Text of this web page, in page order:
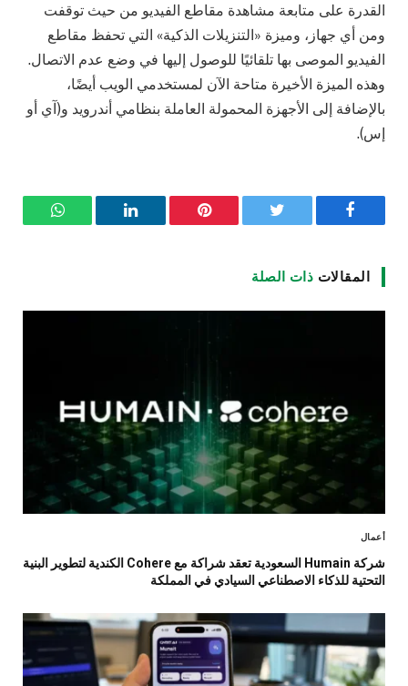
القدرة على متابعة مشاهدة مقاطع الفيديو من حيث توقفت
ومن أي جهاز، وميزة «التنزيلات الذكية» التي تحفظ مقاطع
الفيديو الموصى بها تلقائيًا للوصول إليها في وضع عدم الاتصال.
وهذه الميزة الأخيرة متاحة الآن لمستخدمي الويب أيضًا،
بالإضافة إلى الأجهزة المحمولة العاملة بنظامي أندرويد و(آي أو
إس).
فيسبوك تويتر بينتيريست لينكدإن واتساب
المقالات ذات الصلة
أعمال
شركة Humain السعودية تعقد شراكة مع Cohere الكندية لتطوير البنية
التحتية للذكاء الاصطناعي السيادي في المملكة